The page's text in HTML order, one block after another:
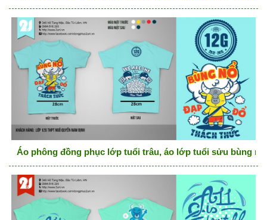
Áo phông đồng phục lớp tuổi trâu, áo lớp tuổi sửu bùng